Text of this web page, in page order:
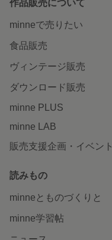
作品販売について
minneで売りたい
食品販売
ヴィンテージ販売
ダウンロード販売
minne PLUS
minne LAB
販売支援企画・イベント
読みもの
minneとものづくりと
minne学習帖